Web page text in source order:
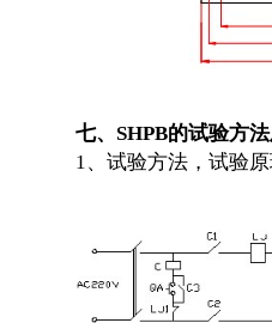
七、SHPB的试验方
1、试验方法，试验